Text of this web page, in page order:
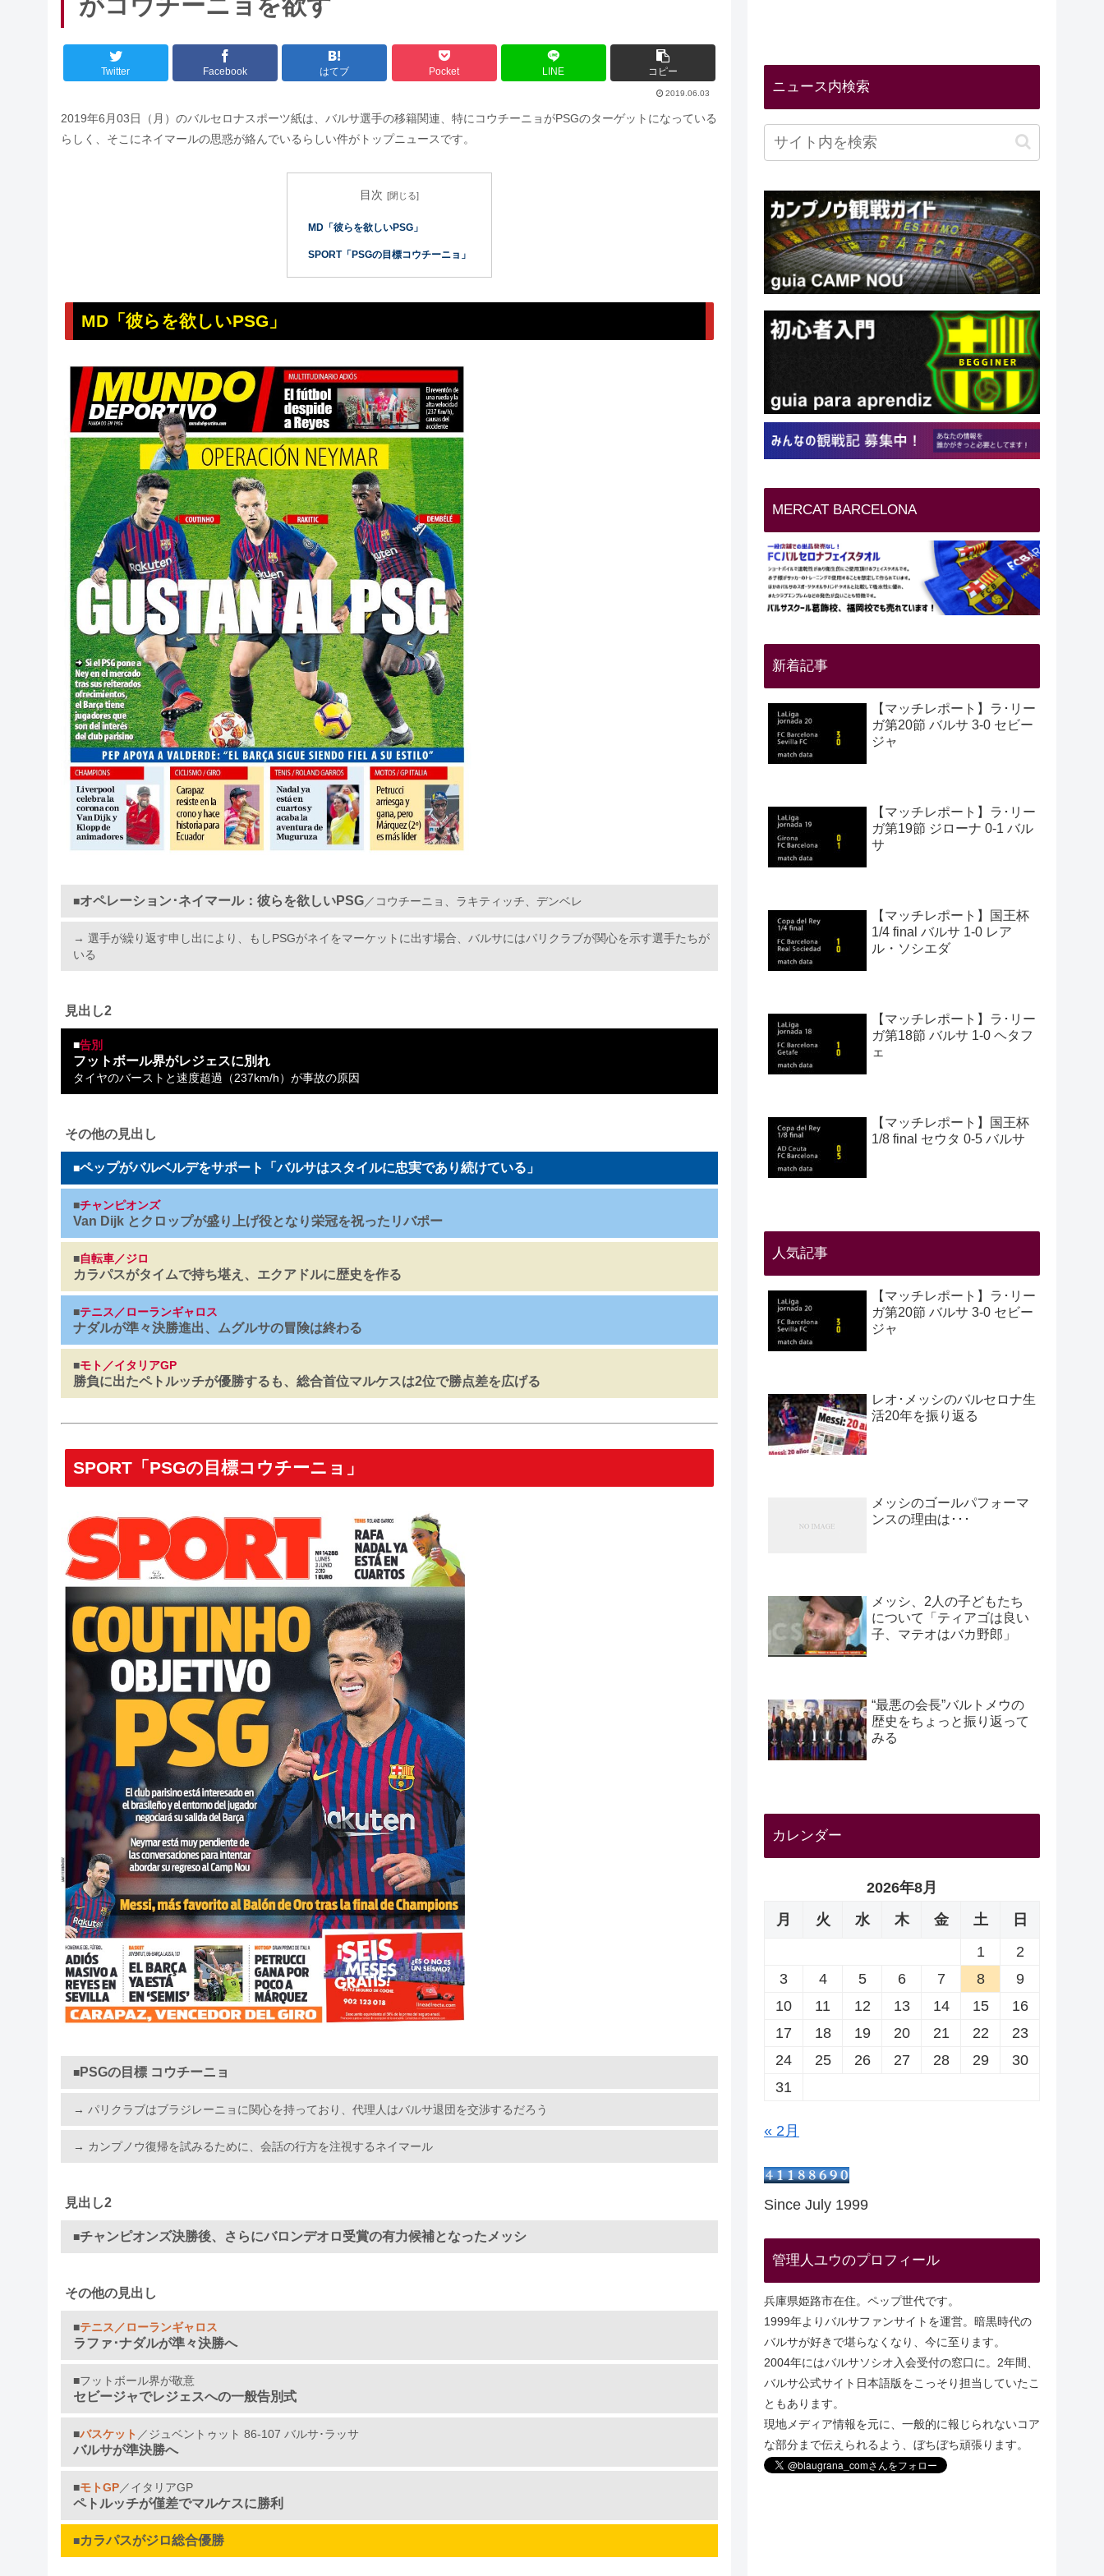
Twitter Facebook はてブ Pocket LINE コピー
2019.06.03
2019年6月03日（月）のバルセロナスポーツ紙は、バルサ選手の移籍関連、特にコウチーニョがPSGのターゲットになっている
らしく、そこにネイマールの思惑が絡んでいるらしい件がトップニュースです。
目次
MD「彼らを欲しいPSG」
SPORT「PSGの目標コウチーニョ」
MD「彼らを欲しいPSG」
■オペレーション･ネイマール：彼らを欲しいPSG／コウチーニョ、ラキティッチ、デンベレ
→ 選手が繰り返す申し出により、もしPSGがネイをマーケットに出す場合、バルサにはパリクラブが関心を示す選手たちが
いる
見出し2
■告別
フットボール界がレジェスに別れ
タイヤのバーストと速度超過（237km/h）が事故の原因
その他の見出し
■ペップがバルベルデをサポート「バルサはスタイルに忠実であり続けている」
■チャンピオンズ
Van Dijk とクロップが盛り上げ役となり栄冠を祝ったリバポー
■自転車／ジロ
カラパスがタイムで持ち堪え、エクアドルに歴史を作る
■テニス／ローランギャロス
ナダルが準々決勝進出、ムグルサの冒険は終わる
■モト／イタリアGP
勝負に出たペトルッチが優勝するも、総合首位マルケスは2位で勝点差を広げる
SPORT「PSGの目標コウチーニョ」
■PSGの目標 コウチーニョ
→ パリクラブはブラジレーニョに関心を持っており、代理人はバルサ退団を交渉するだろう
→ カンプノウ復帰を試みるために、会話の行方を注視するネイマール
見出し2
■チャンピオンズ決勝後、さらにバロンデオロ受賞の有力候補となったメッシ
その他の見出し
■テニス／ローランギャロス
ラファ･ナダルが準々決勝へ
■フットボール界が敬意
セビージャでレジェスへの一般告別式
■バスケット ／ジュベントゥット 86-107 バルサ･ラッサ
バルサが準決勝へ
■モトGP／イタリアGP
ペトルッチが僅差でマルケスに勝利
■カラパスがジロ総合優勝
ニュース内検索
MERCAT BARCELONA
新着記事
【マッチレポート】ラ･リー
ガ第20節 バルサ 3-0 セビー
ジャ
【マッチレポート】ラ･リー
ガ第19節 ジローナ 0-1 バル
サ
【マッチレポート】国王杯
1/4 final バルサ 1-0 レア
ル・ソシエダ
【マッチレポート】ラ･リー
ガ第18節 バルサ 1-0 ヘタフ
ェ
【マッチレポート】国王杯
1/8 final セウタ 0-5 バルサ
人気記事
【マッチレポート】ラ･リー
ガ第20節 バルサ 3-0 セビー
ジャ
レオ･メッシのバルセロナ生
活20年を振り返る
メッシのゴールパフォーマ
ンスの理由は･･･
メッシ、2人の子どもたち
について「ティアゴは良い
子、マテオはバカ野郎」
“最悪の会長”バルトメウの
歴史をちょっと振り返って
みる
カレンダー
2026年8月
月
火 水 木 金 土
日
1
2
3
4 5 6 7 8
9
10
11 12 13 14 15
16
17
18 19 20 21 22
23
24
25 26 27 28 29
30
31
« 2月
Since July 1999
管理人ユウのプロフィール
兵庫県姫路市在住。ペップ世代です。
1999年よりバルサファンサイトを運営。暗黒時代の
バルサが好きで堪らなくなり、今に至ります。
2004年にはバルサソシオ入会受付の窓口に。2年間、
バルサ公式サイト日本語版をこっそり担当していたこ
ともあります。
現地メディア情報を元に、一般的に報じられないコア
な部分まで伝えられるよう、ぼちぼち頑張ります。